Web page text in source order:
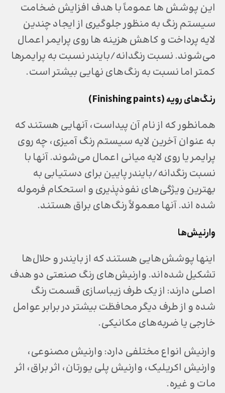
این پوشش ها عموماً با هدف افزایش ضخامت
سیستم رنگ به منظور جلوگیری از ایجاد چندین
لایه پرداخت و کاهش هزینه ها روی پرایمر اعمال
می‌شوند. نسبت رنگدانه/بایندر نسبت به پرایمرها
کمتر اما نسبت به رنگ‌های نهایی بیشتر است.
رنگ‌های رویه (Finishing paints
)
همانطور که از نام آن پیداست، آنهایی هستند که
به عنوان آخرین لایه سیستم رنگ آمیزی، چه روی
پرایمر یا روی لایه میانی اعمال می‌شوند. آنها با
نسبت رنگدانه/بایندر پایین برای دستیابی به
بهترین ویژگی‌های نفوذپذیری و استحکام فرموله
شده اند. آنها معمولاً رنگ‌های براق هستند.
وارنیش‌ها
اینها پوشش‌هایی هستند که از بایندر و حلال‌ها
تشکیل شده‌اند. وارنیش‌های رنگ صنعتی دو هدف
اصلی دارند: از یک طرف زیباسازی قسمت رنگ
شده و از طرف دیگر محافظت بیشتر در برابر عوامل
خارجی یا ضربه‌های مکانیکی.
وارنیش انواع مختلفی دارد: وارنیش مصنوعی،
وارنیش اکریلیک، وارنیش پلی یورتان، اثر براق، اثر
مات و غیره.